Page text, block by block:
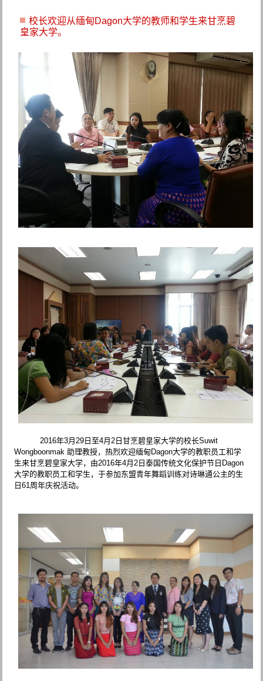
校长欢迎从缅甸Dagon大学的教师和学生来甘烹碧
皇家大学。
2016年3月29日至4月2日甘烹碧皇家大学的校长Suwit
Wongboonmak 助理教授，热烈欢迎缅甸Dagon大学的教职员工和学
生来甘烹碧皇家大学，由2016年4月2日泰国传统文化保护节日Dagon
大学的教职员工和学生，于参加东盟青年舞蹈训练对诗琳通公主的生
日61周年庆祝活动。